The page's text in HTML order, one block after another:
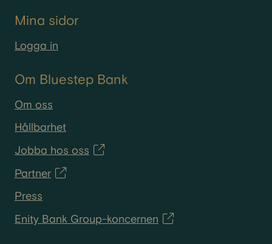
Mina sidor
Logga in
Om Bluestep Bank
Om oss
Hållbarhet
Jobba hos oss
Partner
Press
Enity Bank Group-koncernen